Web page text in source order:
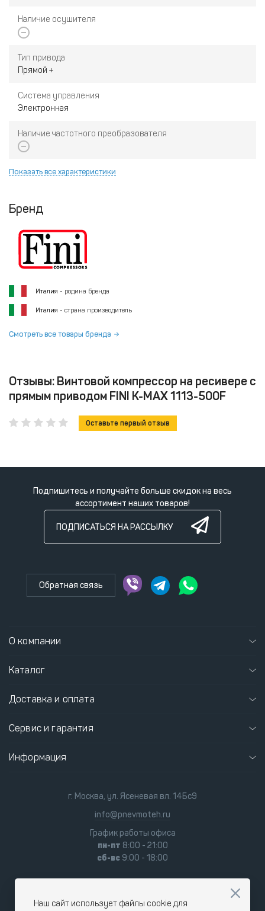
Наличие осушителя
Тип привода
Прямой +
Система управления
Электронная
Наличие частотного преобразователя
Показать все характеристики
Бренд
Италия - родина бренда
Италия - страна производитель
Смотреть все товары бренда
Отзывы: Винтовой компрессор на ресивере с
прямым приводом FINI K-MAX 1113-500F
Оставьте первый отзыв
Подпишитесь и получайте больше скидок на весь
ассортимент наших товаров!
ПОДПИСАТЬСЯ НА РАССЫЛКУ
Обратная связь
О компании
Каталог
Доставка и оплата
Сервис и гарантия
Информация
г. Москва, ул. Ясеневая вл. 14Бс9
info@pnevmoteh.ru
График работы офиса
пн-пт 8:00 - 21:00
сб-вс 9:00 - 18:00
Наш сайт использует файлы cookie для